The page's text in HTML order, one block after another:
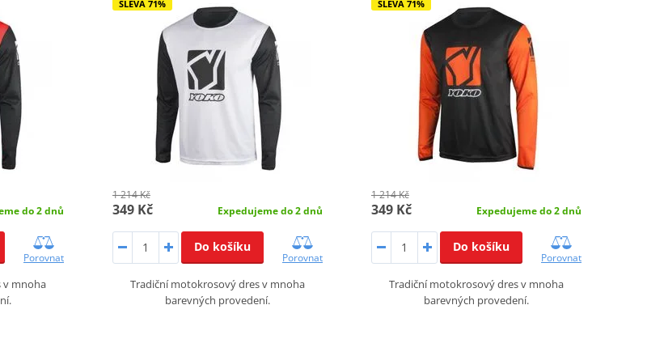
do 2 dnů
Porovnat
v mnoha
SLEVA 71%
1 214 Kč
349 Kč Expedujeme do 2 dnů
Do košíku
Porovnat
Tradiční motokrosový dres v mnoha
barevných provedení.
SLEVA 71%
1 214 Kč
349 Kč Expedujeme do 2 dnů
Do košíku
Porovnat
Tradiční motokrosový dres v mnoha
barevných provedení.